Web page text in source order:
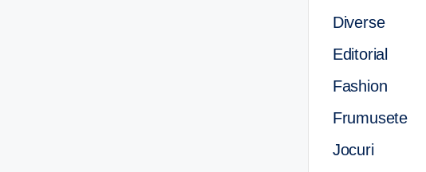
Diverse
Editorial
Fashion
Frumusete
Jocuri